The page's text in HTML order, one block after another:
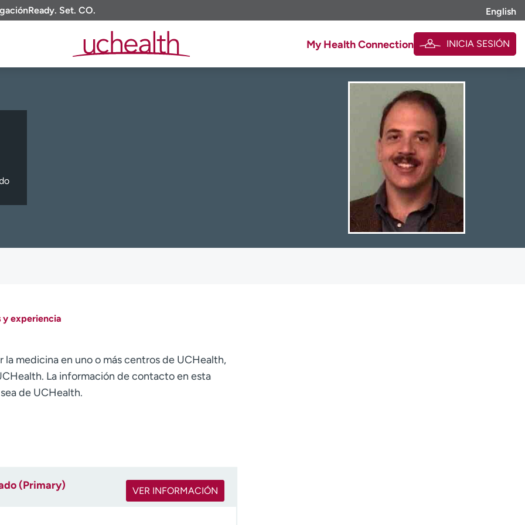
Ready. Set. CO. English
My Health Connection INICIA SESIÓN
y experiencia
medicina en uno o más centros de UCHealth,
La información de contacto en esta
de UCHealth.
(Primary) VER INFORMACIÓN